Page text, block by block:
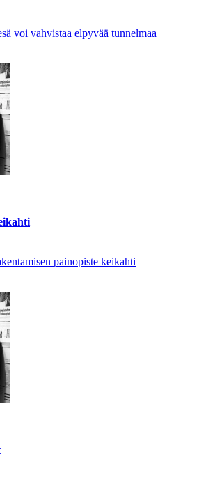
voi vahvistaa elpyvää tunnelmaa
painopiste keikahti